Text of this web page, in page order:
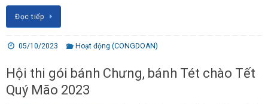
Đọc tiếp
05/10/2023 Hoạt động (CONGDOAN)
Hội thi gói bánh Chưng, bánh Tét chào Tết
Quý Mão 2023